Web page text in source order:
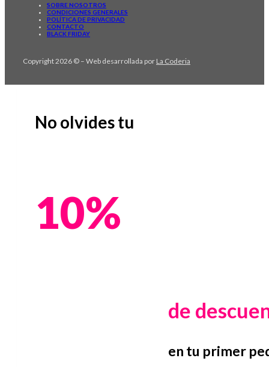
SOBRE NOSOTROS
CONDICIONES GENERALES
POLÍTICA DE PRIVACIDAD
CONTACTO
BLACK FRIDAY
Copyright 2026 © – Web desarrollada por La Coderia
No olvides tu
10%
de
en tu primer